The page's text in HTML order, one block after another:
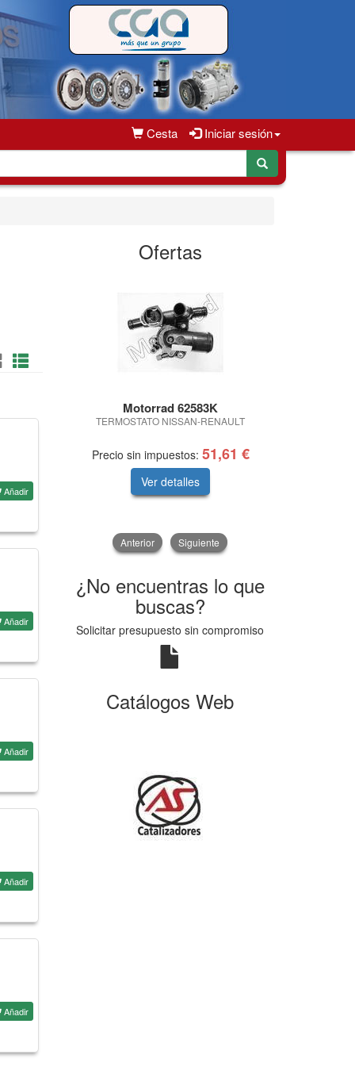
Cesta Iniciar sesión
Añadir
Añadir
Añadir
Añadir
Añadir
Ofertas
Motorrad 62583K
TERMOSTATO NISSAN-RENAULT
Precio sin impuestos: 51,61 €
Ver detalles
Anterior Siguiente
¿No encuentras lo que
buscas?
Solicitar presupuesto sin compromiso
Catálogos Web